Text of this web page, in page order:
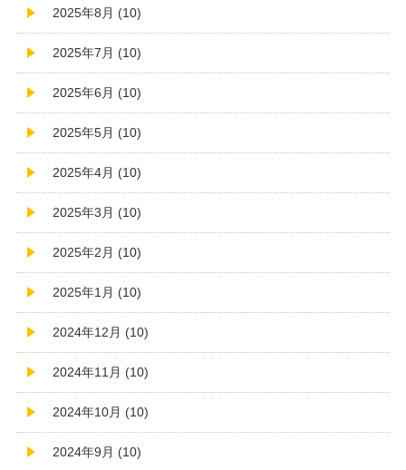
2025年8月 (10)
2025年7月 (10)
2025年6月 (10)
2025年5月 (10)
2025年4月 (10)
2025年3月 (10)
2025年2月 (10)
2025年1月 (10)
2024年12月 (10)
2024年11月 (10)
2024年10月 (10)
2024年9月 (10)